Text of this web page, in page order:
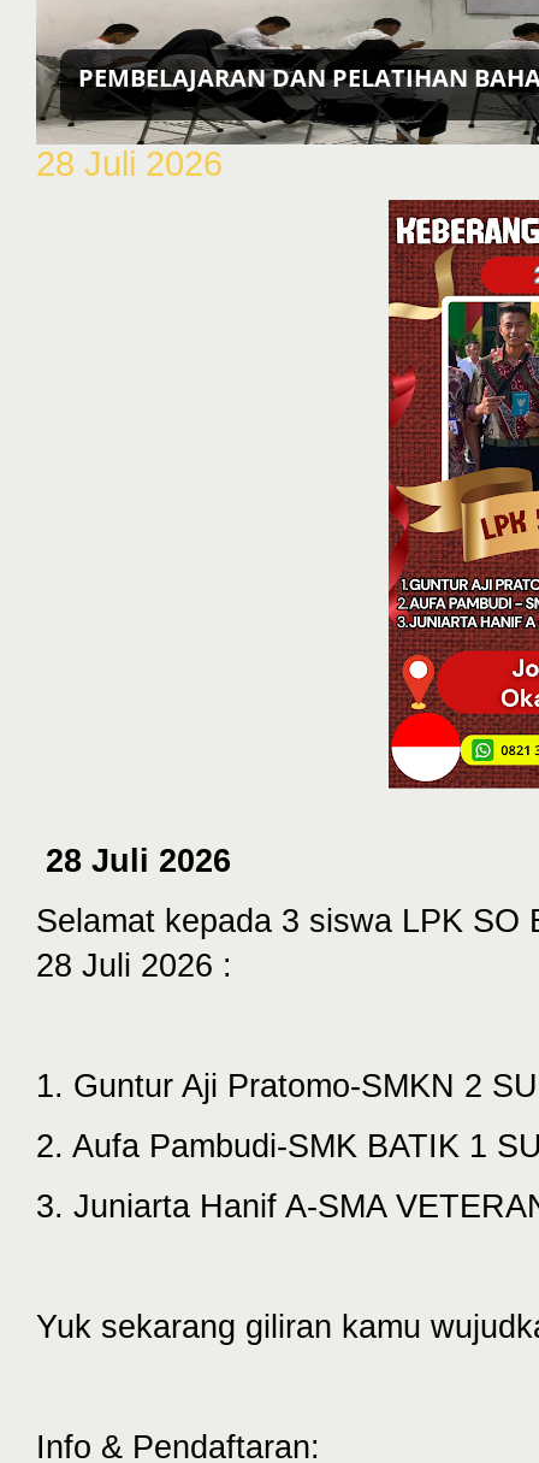
WISATA BERSAMA KELUARGA BESAR
28 Juli 2026
28 Juli 2026
Selamat kepada 3 siswa LPK SO
28 Juli 2026 :
1. Guntur Aji Pratomo-SMKN 2
2. ⁠Aufa Pambudi-SMK BATIK 1
3. ⁠Juniarta Hanif A-SMA
Yuk sekarang giliran kamu
Info & Pendaftaran: